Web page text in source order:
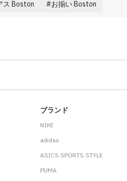
ス Boston お揃い Boston
ブランド
NIKE
adidas
ASICS SPORTS STYLE
PUMA